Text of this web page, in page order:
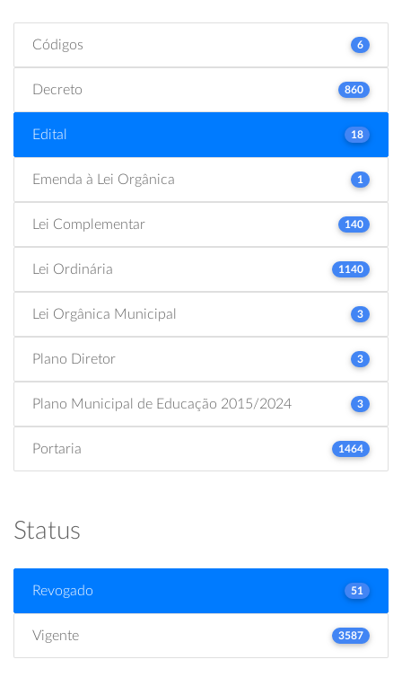
Códigos 6
Decreto 860
Edital 18
Emenda à Lei Orgânica 1
Lei Complementar 140
Lei Ordinária 1140
Lei Orgânica Municipal 3
Plano Diretor 3
Plano Municipal de Educação 2015/2024 3
Portaria 1464
Status
Revogado 51
Vigente 3587